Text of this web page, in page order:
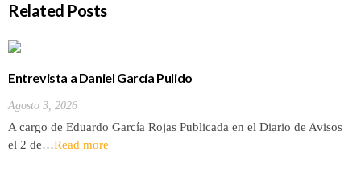
Related Posts
Entrevista a Daniel García Pulido
Agosto 3, 2026
A cargo de Eduardo García Rojas Publicada en el Diario de Avisos
el 2 de…Read more